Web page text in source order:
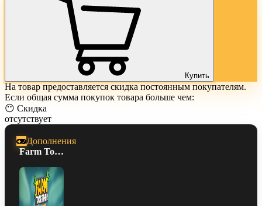
Купить
На товар предоставляется скидка постоянным покупателям.
Если общая сумма покупок товара больше чем:
😶 Скидка
отсутствует
Дополнения
Farm Together - Season 1 Bundle